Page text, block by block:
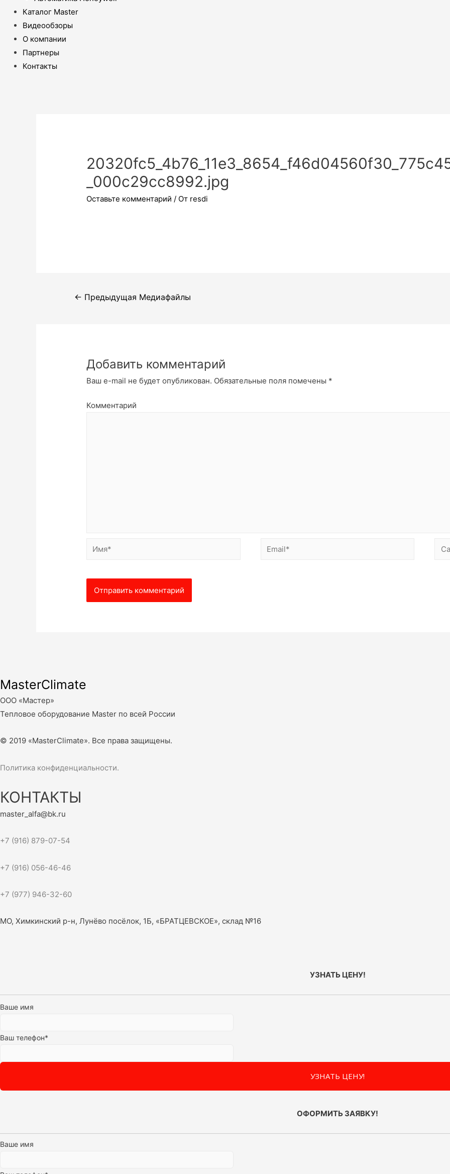
Каталог Master
Видеообзоры
О компании
Партнеры
Контакты
_000c29cc8992.jpg
Оставьте комментарий / От resdi
Навигация
← Предыдущая Медиафайлы
Добавить комментарий
Ваш e-mail не будет опубликован. Обязательные поля помечены *
Комментарий
Имя* Email*
MasterClimate
ООО «Мастер»
Тепловое оборудование Master по всей России
© 2019 «MasterClimate». Все права защищены.
Политика конфиденциальности.
КОНТАКТЫ
master_alfa@bk.ru
+7 (916) 879-07-54
+7 (916) 056-46-46
+7 (977) 946-32-60
МО, Химкинский р-н, Лунёво посёлок, 1Б, «БРАТЦЕВСКОЕ», склад №16
УЗНАТЬ ЦЕНУ!
Ваше имя
Ваш телефон*
ОФОРМИТЬ ЗАЯВКУ!
Ваше имя